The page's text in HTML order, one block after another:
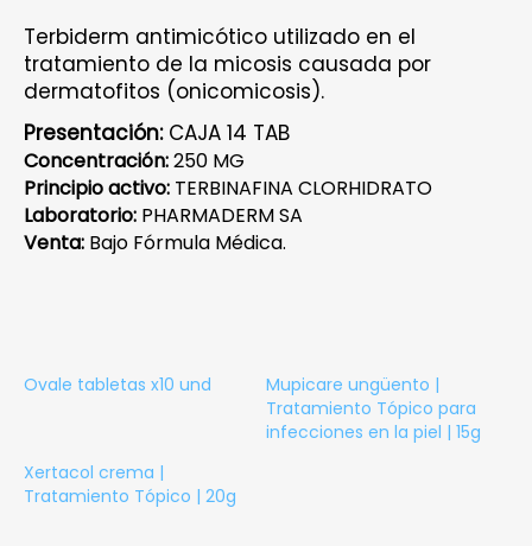
Terbiderm antimicótico utilizado en el
tratamiento de la micosis causada por
dermatofitos (onicomicosis).
Presentación:CAJA 14 TAB
Concentración:250 MG
Principio activo: TERBINAFINA CLORHIDRATO
Laboratorio: PHARMADERM SA
Venta: Bajo Fórmula Médica.
Ovale tabletas x10 und
Mupicare ungüento |
Tratamiento Tópico para
infecciones en la piel | 15g
Xertacol crema |
Tratamiento Tópico | 20g